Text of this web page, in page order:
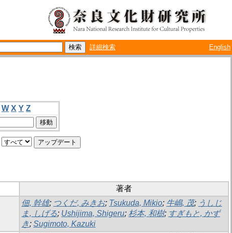
詳細検索 English
W X Y Z
著者
佃, 幹雄; つくだ, みきお; Tsukuda, Mikio; 牛嶋, 茂; うしじ
ま, しげる; Ushijima, Shigeru; 杉本, 和樹; すぎもと, かず
き; Sugimoto, Kazuki